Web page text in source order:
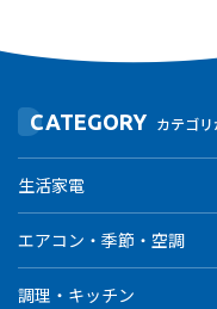
CATEGORY カテゴ
生活家電
エアコン・季節・空調
調理・キッチン